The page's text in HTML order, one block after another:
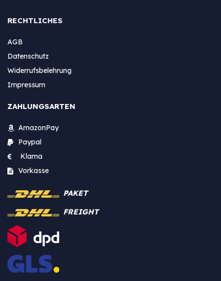
RECHTLICHES
AGB
Datenschutz
Widerrufsbelehrung
Impressum
ZAHLUNGSARTEN
AmazonPay
Paypal
Klarna
Vorkasse
PAKET
FREIGHT